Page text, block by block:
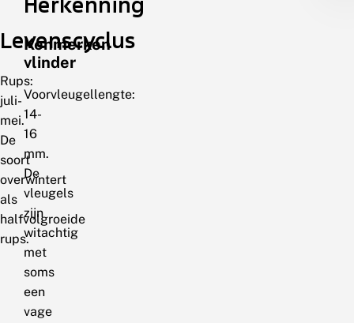
Levenscyclus
Rups:
juli-
mei.
De
soort
overwintert
als
halfvolgroeide
rups.
Kenmerken
vlinder
Voorvleugellengte:
14-
16
mm.
De
vleugels
zijn
witachtig
met
soms
een
vage